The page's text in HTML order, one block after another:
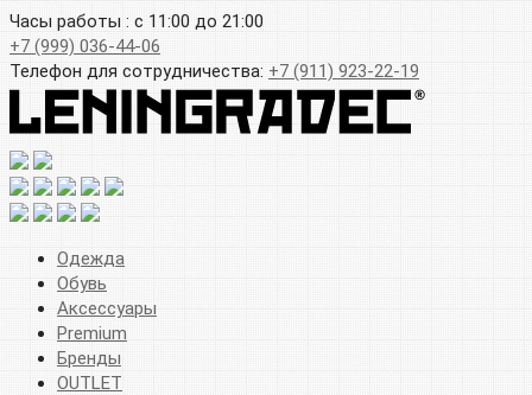
Часы работы : с 11:00 до 21:00
+7 (999) 036-44-06
Телефон для сотрудничества: +7 (911) 923-22-19
Одежда
Обувь
Аксессуары
Premium
Бренды
OUTLET